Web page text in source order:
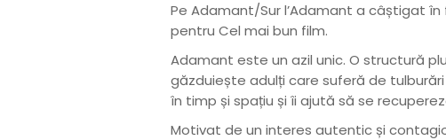
Pe Adamant/Sur l’Adamant a câștigat în
pentru Cel mai bun film.
Adamant este un azil unic. O structură
găzduiește adulți care suferă de
în timp și spațiu și îi ajută să se
Motivat de un interes autentic și